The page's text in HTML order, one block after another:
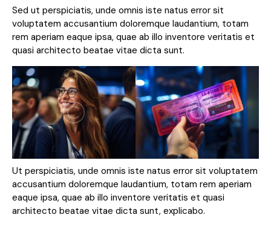
Sed ut perspiciatis, unde omnis iste natus error sit
voluptatem accusantium doloremque laudantium, totam
rem aperiam eaque ipsa, quae ab illo inventore veritatis et
quasi architecto beatae vitae dicta sunt.
Ut perspiciatis, unde omnis iste natus error sit voluptatem
accusantium doloremque laudantium, totam rem aperiam
eaque ipsa, quae ab illo inventore veritatis et quasi
architecto beatae vitae dicta sunt, explicabo.